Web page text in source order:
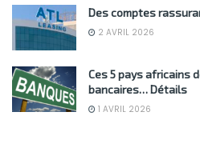
Des comptes
2 AVRIL 2026
Ces 5 pays africains
bancaires… Détails
1 AVRIL 2026